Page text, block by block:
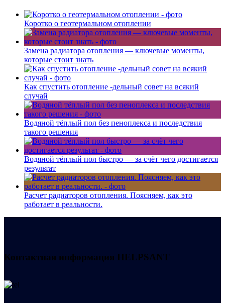
Коротко о геотермальном отоплении
Замена радиатора отопления — ключевые моменты,
которые стоит знать
Как спустить отопление -дельный совет на всякий
случай
Водяной тёплый пол без пеноплекса и последствия
такого решения
Водяной тёплый пол быстро — за счёт чего достигается
результат
Расчет радиаторов отопления. Поясняем, как это
работает в реальности.
Контактная информация HELPSANT